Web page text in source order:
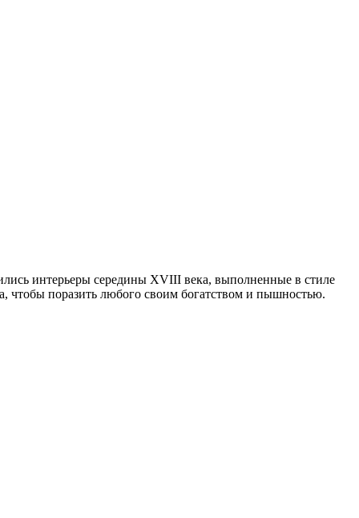
интерьеры середины XVIII века, выполненные в стиле
чтобы поразить любого своим богатством и пышностью.